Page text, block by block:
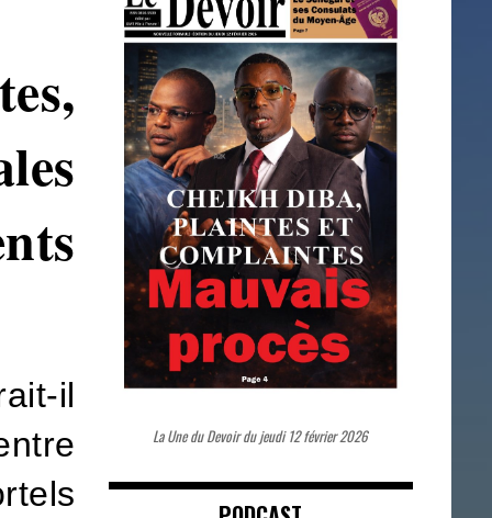
il
La Une du Devoir du jeudi 12 février 2026